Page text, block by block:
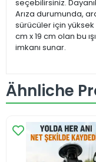
seçebilirsiniz.
Arıza durumunda,
sürücüler için yüksek
cm x 19 cm olan bu
imkanı sunar.
Ähnliche